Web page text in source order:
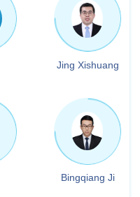
Jing Xishuang
Bingqiang Ji